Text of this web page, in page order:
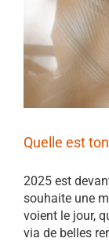
Quelle est
2025 est
souhaite une
voient le jour,
via de belles